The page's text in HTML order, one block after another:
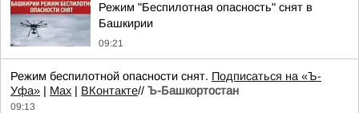
Режим "Беспилотная опасность" снят в
Башкирии
09:21
Режим беспилотной опасности снят. Подписаться на «Ъ-
Уфа» | Max | ВКонтакте// Ъ-Башкортостан
09:13